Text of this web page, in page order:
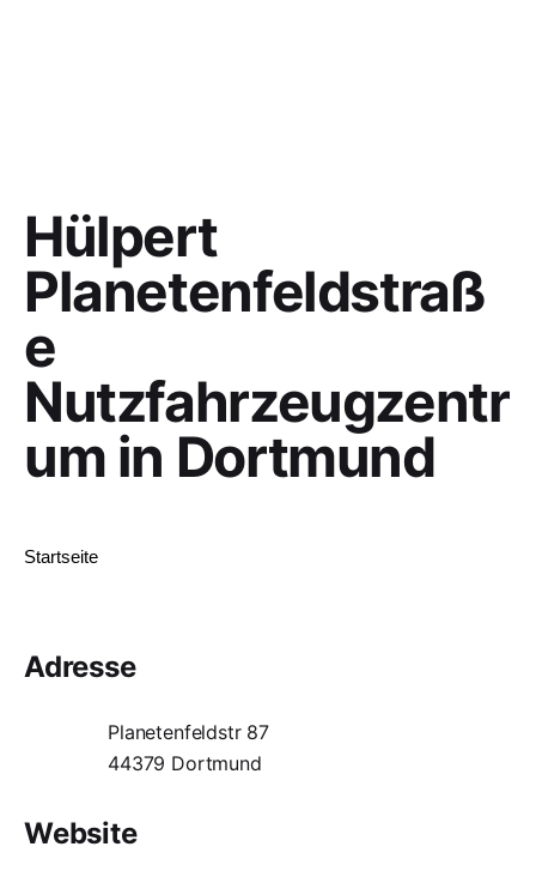
Hülpert
Planetenfeldstraß
e
Nutzfahrzeugzentr
um in Dortmund
Startseite
Adresse
Planetenfeldstr 87
44379 Dortmund
Website